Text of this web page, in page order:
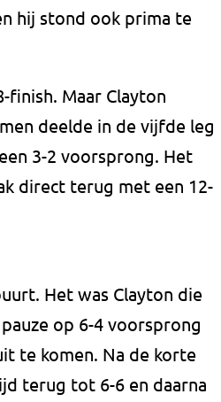
hij stond ook prima te
finish. Maar Clayton
deelde in de vijfde leg
3-2 voorsprong. Het
direct terug met een 12-
Het was Clayton die
op 6-4 voorsprong
te komen. Na de korte
terug tot 6-6 en daarna